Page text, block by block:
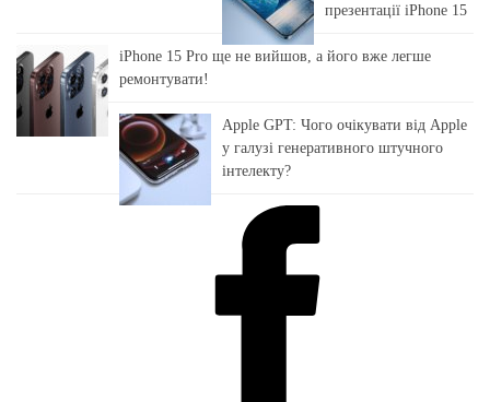
презентації iPhone 15
iPhone 15 Pro ще не вийшов, а його вже легше
ремонтувати!
Apple GPT: Чого очікувати від Apple
у галузі генеративного штучного
інтелекту?